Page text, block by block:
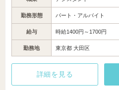
勤務形態 パート・アルバイト
給与 時給1400円～1700円
勤務地 東京都 大田区
詳細を見る